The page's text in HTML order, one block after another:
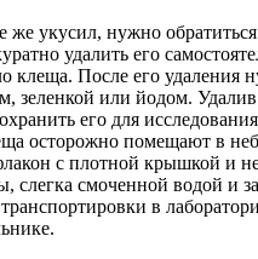
же укусил, нужно
удалить его
клеща. После его удаления
зеленкой или йодом.
его для
осторожно помещают в
с плотной крышкой и
слегка смоченной водой и
в